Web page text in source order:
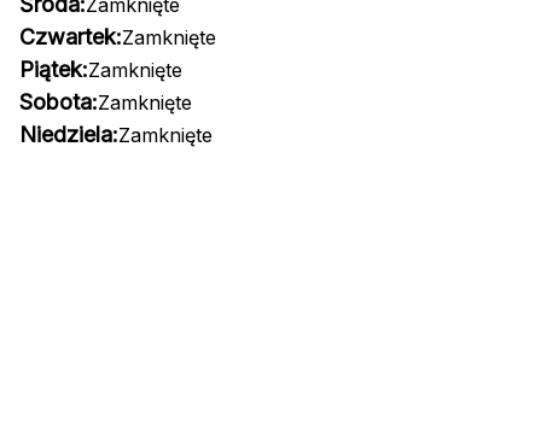
Czwartek:Zamknięte
Piątek:Zamknięte
Sobota:Zamknięte
Niedziela:Zamknięte